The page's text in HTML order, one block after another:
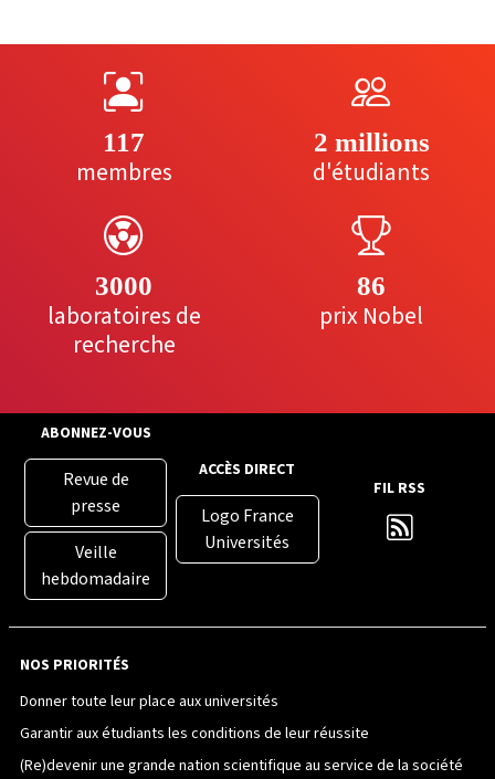
117
membres
2 millions
d'étudiants
3000
laboratoires de
recherche
86
prix Nobel
ABONNEZ-VOUS
Revue de
presse
Veille
hebdomadaire
ACCÈS DIRECT
Logo France
Universités
FIL RSS
NOS PRIORITÉS
Donner toute leur place aux universités
Garantir aux étudiants les conditions de leur réussite
(Re)devenir une grande nation scientifique au service de la société